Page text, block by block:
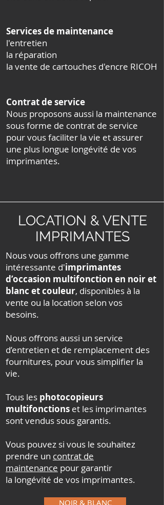
location et vente : une valeur
Services de maintenance
l'entretien
la réparation
la vente de cartouches d'encre RICOH
Contrat de service
Nous proposons aussi la maintenance
sous forme de contrat de service
pour vous faciliter la vie et assurer
une plus longue longévité de vos
imprimantes.
LOCATION & VENTE
IMPRIMANTES
Nous vous offrons une gamme
intéressante d'imprimantes
d’occasion multifonction en noir et
blanc et couleur, disponibles à la
vente ou la location selon vos
besoins.
Nous offrons aussi un service
d’entretien et de remplacement des
fournitures, pour vous simplifier la
vie.
Tous les photocopieurs
multifonctions et les imprimantes
sont vendus sous garantis.
Vous pouvez si vous le souhaitez
prendre un contrat de
maintenance pour garantir
la longévité de vos imprimantes.
NOIR & BLANC